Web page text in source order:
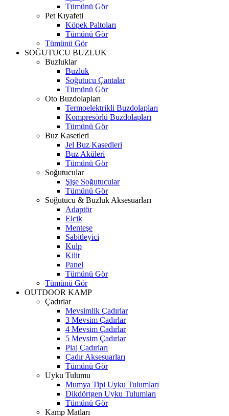
Tümünü Gör
Pet Kıyafeti
Köpek Paltoları
Tümünü Gör
Tümünü Gör
SOĞUTUCU BUZLUK
Buzluklar
Buzluk
Soğutucu Çantalar
Tümünü Gör
Oto Buzdolapları
Termoelektrikli Buzdolapları
Kompresörlü Buzdolapları
Tümünü Gör
Buz Kasetleri
Jel Buz Kasedleri
Buz Aküleri
Tümünü Gör
Soğutucular
Şişe Soğutucular
Tümünü Gör
Soğutucu & Buzluk Aksesuarları
Adaptör
Elcik
Menteşe
Sabitleyici
Kulp
Kilit
Panel
Tümünü Gör
Tümünü Gör
OUTDOOR KAMP
Çadırlar
Mevsimlik Çadırlar
3 Mevsim Çadırlar
4 Mevsim Çadırlar
5 Mevsim Çadırlar
Plaj Çadırları
Çadır Aksesuarları
Tümünü Gör
Uyku Tulumu
Mumya Tipi Uyku Tulumları
Dikdörtgen Uyku Tulumları
Tümünü Gör
Kamp Matları